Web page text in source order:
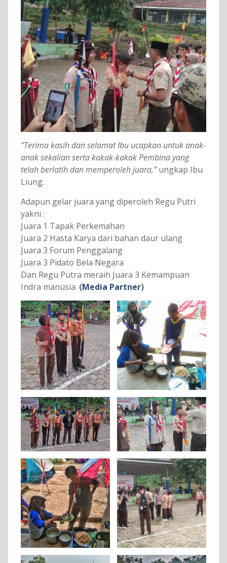
“Terima kasih dan selamat Ibu ucapkan untuk anak-
anak sekalian serta kakak-kakak Pembina yang
telah berlatih dan memperoleh juara,”ungkap Ibu
Liung.
Adapun gelar juara yang diperoleh Regu Putri
yakni :
Juara 1 Tapak Perkemahan
Juara 2 Hasta Karya dari bahan daur ulang
Juara 3 Forum Penggalang
Juara 3 Pidato Bela Negara
Dan Regu Putra meraih Juara 3 Kemampuan
Indra manusia. (Media Partner)